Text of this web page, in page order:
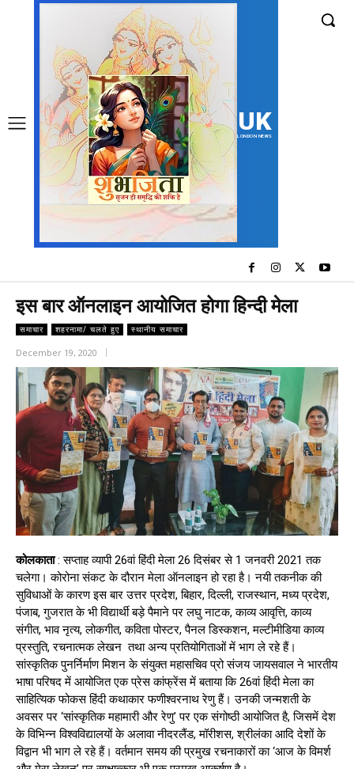
UK
LONDON NEWS
इस बार ऑनलाइन आयोजित होगा हिन्दी मेला
समाचार शहरनामा/ चलते हुए स्थानीय समाचार
December 19, 2020
कोलकाता: सप्ताह व्यापी 26वां हिंदी मेला 26 दिसंबर से 1 जनवरी 2021 तक
चलेगा। कोरोना संकट के दौरान मेला ऑनलाइन हो रहा है। नयी तकनीक की
सुविधाओं के कारण इस बार उत्तर प्रदेश, बिहार, दिल्ली, राजस्थान, मध्य प्रदेश,
पंजाब, गुजरात के भी विद्यार्थी बड़े पैमाने पर लघु नाटक, काव्य आवृत्ति, काव्य
संगीत, भाव नृत्य, लोकगीत, कविता पोस्टर, पैनल डिस्कशन, मल्टीमीडिया काव्य
प्रस्तुति, रचनात्मक लेखन तथा अन्य प्रतियोगिताओं में भाग ले रहे हैं।
सांस्कृतिक पुनर्निर्माण मिशन के संयुक्त महासचिव प्रो संजय जायसवाल ने भारतीय
भाषा परिषद में आयोजित एक प्रेस कांफ्रेंस में बताया कि 26वां हिंदी मेला का
साहित्यिक फोकस हिंदी कथाकार फणीश्वरनाथ रेणु हैं। उनकी जन्मशती के
अवसर पर ‘सांस्कृतिक महामारी और रेणु’ पर एक संगोष्ठी आयोजित है, जिसमें देश
के विभिन्न विश्वविद्यालयों के अलावा नीदरलैंड, मॉरीशस, श्रीलंका आदि देशों के
विद्वान भी भाग ले रहे हैं। वर्तमान समय की प्रमुख रचनाकारों का ‘आज के विमर्श